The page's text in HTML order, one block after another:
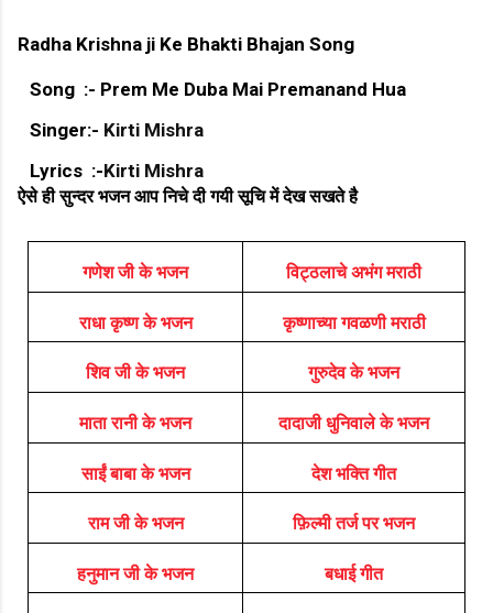
Radha Krishna ji Ke Bhakti Bhajan Song
Song :- Prem Me Duba Mai Premanand Hua
Singer:- Kirti Mishra
Lyrics :-Kirti Mishra
ऐसे ही सुन्दर भजन आप निचे दी गयी सूचि में देख सखते है
गणेश जी के भजन विट्ठलाचे अभंग मराठी
राधा कृष्ण के भजन कृष्णाच्या गवळणी मराठी
शिव जी के भजन गुरुदेव के भजन
माता रानी के भजन दादाजी धुनिवाले के भजन
साईं बाबा के भजन देश भक्ति गीत
राम जी के भजन फ़िल्मी तर्ज पर भजन
हनुमान जी के भजन बधाई गीत